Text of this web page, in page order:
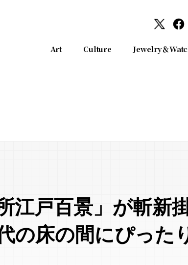
Art Culture Jewelry＆
江戸百景」が斬新
の床の間にぴった